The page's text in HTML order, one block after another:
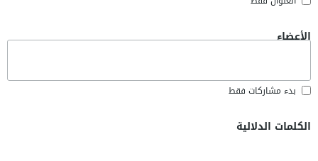
الأعضاء
بدء مشاركات فقط
الكلمات الدلالية